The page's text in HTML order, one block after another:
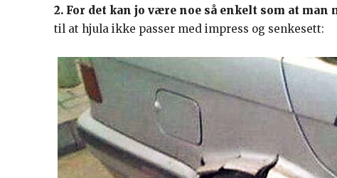
2. For det kan jo være noe så enkelt som at
til at hjula ikke passer med impress og senkesett: